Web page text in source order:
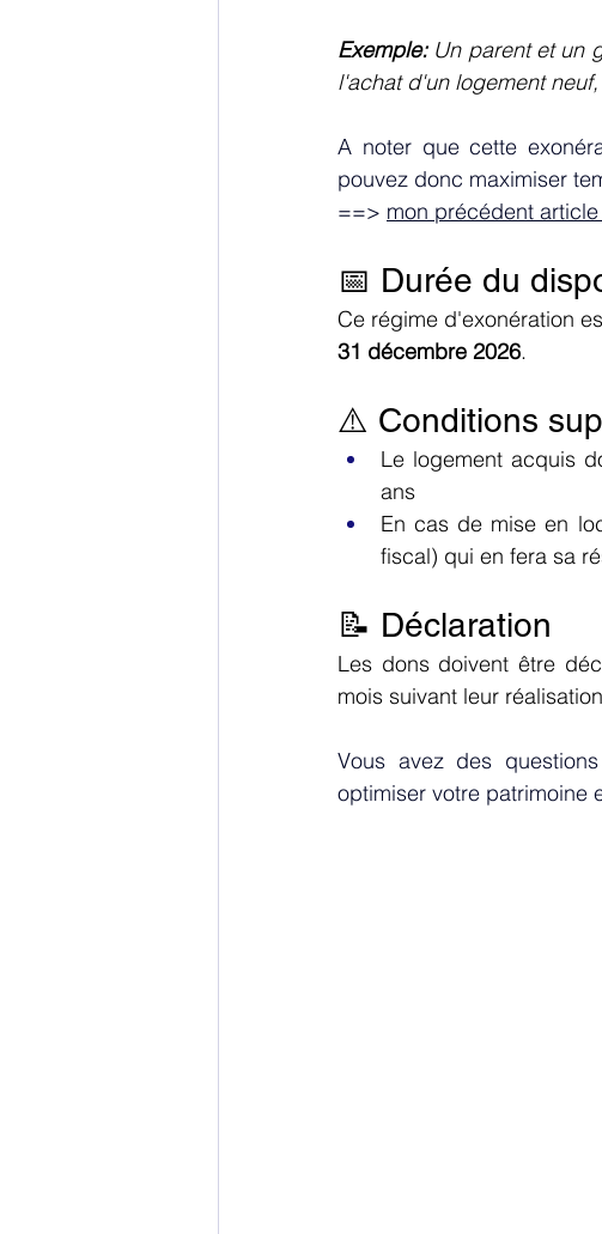
Exemple: Un parent et un
l'achat d'un logement
A noter que cette
pouvez donc maximiser
==> mon précédent
📅 Durée du
Ce régime d'exonération
31 décembre 2026.
⚠️ Conditions
Le logement acquis
ans
En cas de mise en
fiscal) qui en fera sa
📝 Déclaration
Les dons doivent être
mois suivant leur
Vous avez des
optimiser votre patrimoine